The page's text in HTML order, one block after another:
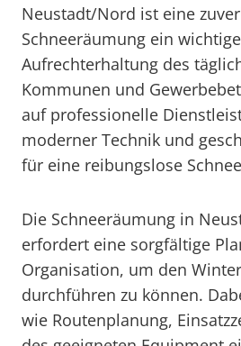
Neustadt/Nord ist eine
Schneeräumung ein
Aufrechterhaltung des
Kommunen und
auf professionelle
moderner Technik und
für eine reibungslose
Die Schneeräumung in
erfordert eine sorgfältige
Organisation, um den
durchführen zu können.
wie Routenplanung,